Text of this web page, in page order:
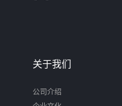
关于我们
公司介绍